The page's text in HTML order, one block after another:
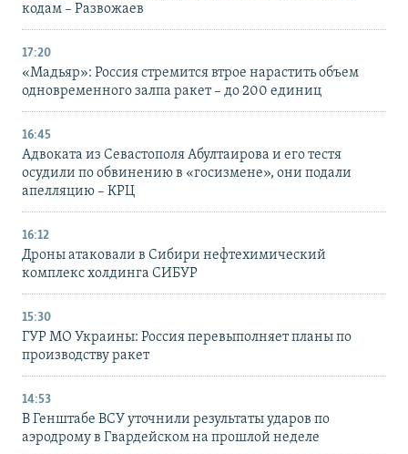
кодам – Развожаев
17:20
«Мадьяр»: Россия стремится втрое нарастить объем
одновременного залпа ракет – до 200 единиц
16:45
Адвоката из Севастополя Абултаирова и его тестя
осудили по обвинению в «госизмене», они подали
апелляцию – КРЦ
16:12
Дроны атаковали в Сибири нефтехимический
комплекс холдинга СИБУР
15:30
ГУР МО Украины: Россия перевыполняет планы по
производству ракет
14:53
В Генштабе ВСУ уточнили результаты ударов по
аэродрому в Гвардейском на прошлой неделе